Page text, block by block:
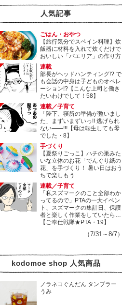
人気記事
ごはん・おやつ
【旅行気分でスペイン料理】炊
飯器に材料を入れて炊くだけで
おいしい「パエリア」の作り方
連載
部長がヘッドハンティング!? で
も会話の中身は子どものオペレ
ーション!?【こんな上司と働き
たいわけでして！58】
連載／子育て
「陛下、寝所の準備が整いまし
た」まずいまずいっ!! 逃げられ
ない――!!!【母は転生しても母
でした・8】
手づくり
【夏祭りごっこ】ハチの巣みた
いな立体のお花「でんぐり紙の
花」を手づくり！ 暑い日はおう
ちで楽しもう
連載／子育て
「私スズマークのこと全部わか
ってるので」PTAの一大イベン
ト、スズマークの集計日、保護
者と楽しく作業をしていたら…
【ご奉仕戦隊★PTA・19】
（7/31～8/7）
kodomoe shop 人気商品
ノラネコぐんだん タンブラー
うみ